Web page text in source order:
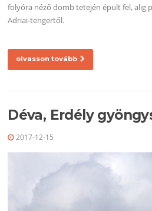
folyóra néző domb tetején épült fel, alig
Adriai-tengertől.
olvasson tovább
Déva, Erdély
2017-12-15